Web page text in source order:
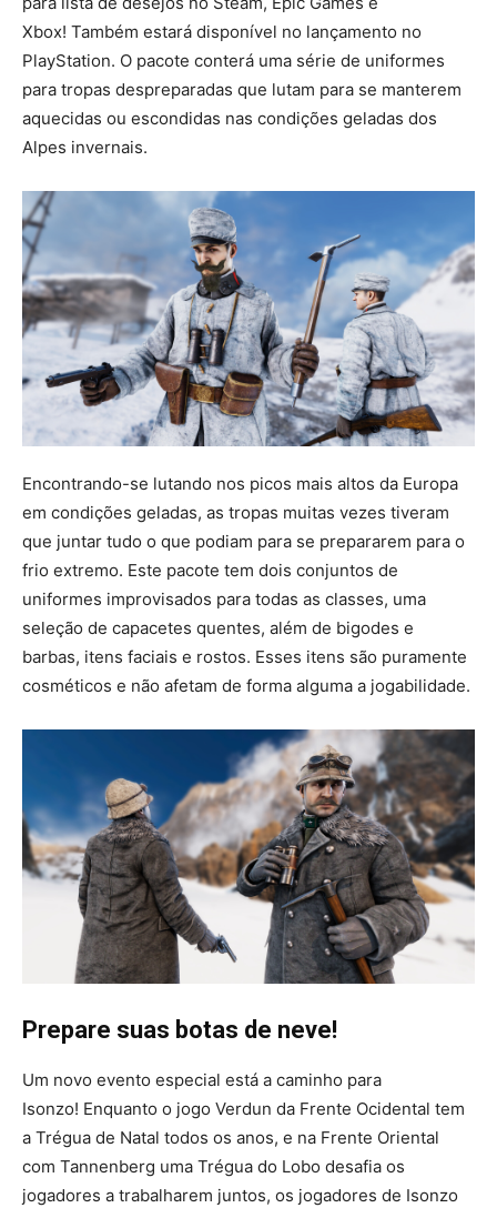
Xbox! Também estará disponível no lançamento no
PlayStation. O pacote conterá uma série de uniformes
para tropas despreparadas que lutam para se manterem
aquecidas ou escondidas nas condições geladas dos
Alpes invernais.
Encontrando-se lutando nos picos mais altos da Europa
em condições geladas, as tropas muitas vezes tiveram
que juntar tudo o que podiam para se prepararem para o
frio extremo. Este pacote tem dois conjuntos de
uniformes improvisados ​​para todas as classes, uma
seleção de capacetes quentes, além de bigodes e
barbas, itens faciais e rostos. Esses itens são puramente
cosméticos e não afetam de forma alguma a jogabilidade.
Prepare suas botas de neve!
Um novo evento especial está a caminho para
Isonzo! Enquanto o jogo Verdun da Frente Ocidental tem
a Trégua de Natal todos os anos, e na Frente Oriental
com Tannenberg uma Trégua do Lobo desafia os
jogadores a trabalharem juntos, os jogadores de Isonzo